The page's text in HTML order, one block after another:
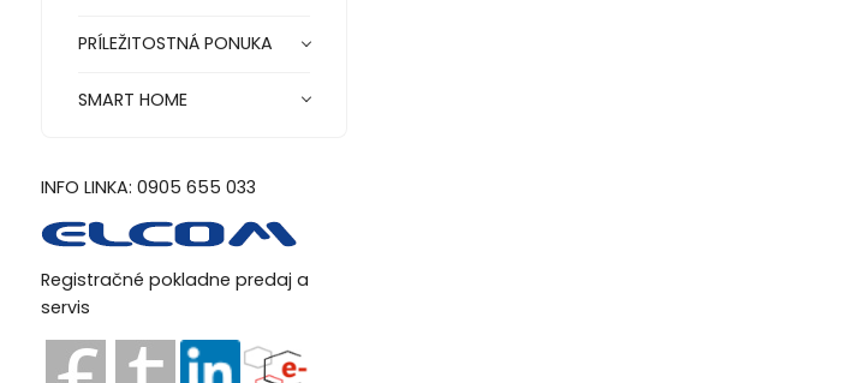
PRÍLEŽITOSTNÁ PONUKA
SMART HOME
INFO LINKA: 0905 655 033
Registračné pokladne predaj a
servis